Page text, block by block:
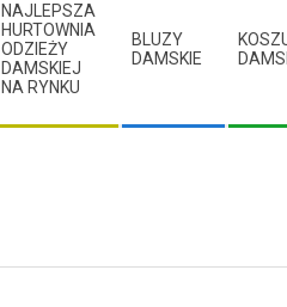
NAJLEPSZA
HURTOWNIA
ODZIEŻY
DAMSKIEJ
NA RYNKU
BLUZY
DAMSKIE